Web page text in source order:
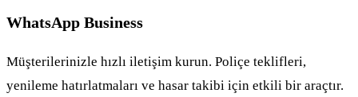
WhatsApp Business
Müşterilerinizle hızlı iletişim kurun. Poliçe teklifleri,
yenileme hatırlatmaları ve hasar takibi için etkili bir araçtır.